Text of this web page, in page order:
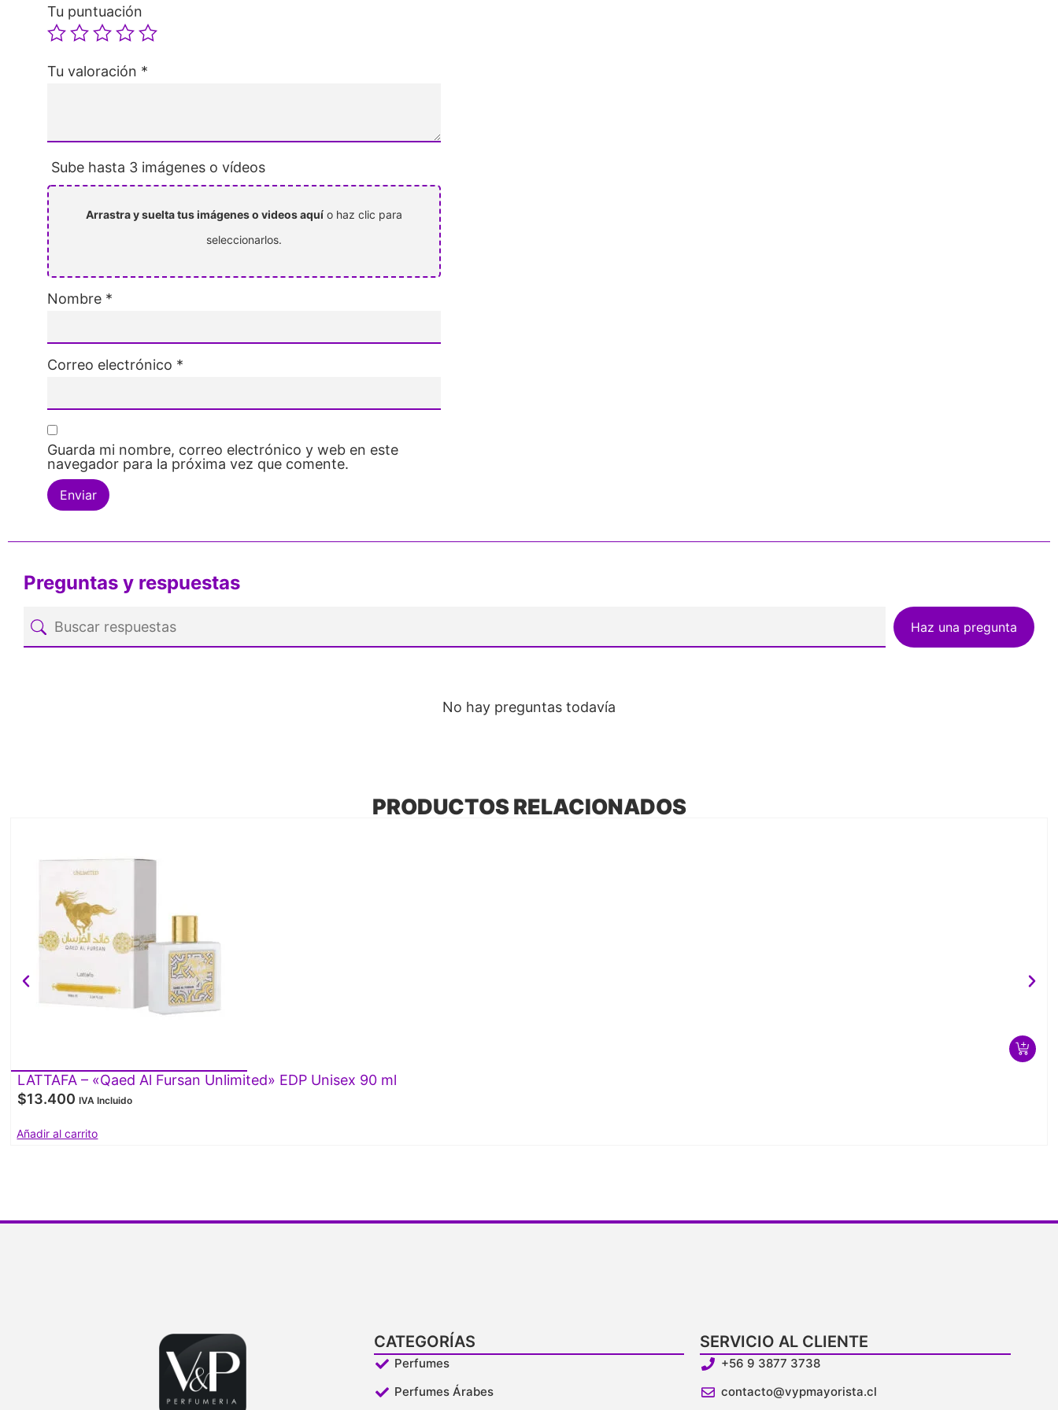
Tu puntuación
Tu valoración *
Sube hasta 3 imágenes o vídeos
Arrastra y suelta tus imágenes o videos aquí o haz clic para
seleccionarlos.
Nombre *
Correo electrónico *
Guarda mi nombre, correo electrónico y web en este
navegador para la próxima vez que comente.
Preguntas y respuestas
Haz una pregunta
No hay preguntas todavía
PRODUCTOS RELACIONADOS
LATTAFA – «Qaed Al Fursan Unlimited» EDP Unisex 90 ml
$13.400 IVA Incluido
Añadir al carrito
CATEGORÍAS
Perfumes
Perfumes Árabes
SERVICIO AL CLIENTE
+56 9 3877 3738
contacto@vypmayorista.cl